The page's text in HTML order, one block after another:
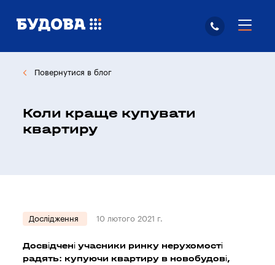
Повернутися в блог
Коли краще купувати
квартиру
Дослідження 10 лютого 2021 г.
Досвідчені учасники ринку нерухомості
радять: купуючи квартиру в новобудові,